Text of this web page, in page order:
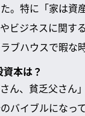
。特に「家は資
ビジネスに関す
ブハウスで暇な
本は？
ん、貧乏父さん
バイブルになっ